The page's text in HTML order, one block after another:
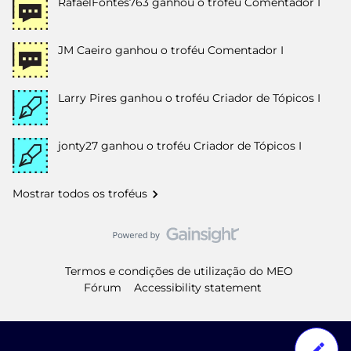
JM Caeiro ganhou o troféu Comentador I
Larry Pires ganhou o troféu Criador de Tópicos I
jonty27 ganhou o troféu Criador de Tópicos I
Mostrar todos os troféus
Termos e condições de utilização do MEO
Fórum
Accessibility statement